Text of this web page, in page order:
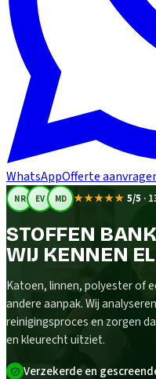
WhatsAppOfferte
NR EV MD ★★★★★ 5/5 ·
STOFFEN
WIJ KENNEN
Katoen, linnen, polyester of
andere aanpak. Wij
reinigingsproces en zorgen
en kleurecht uitziet.
Verzekerde en